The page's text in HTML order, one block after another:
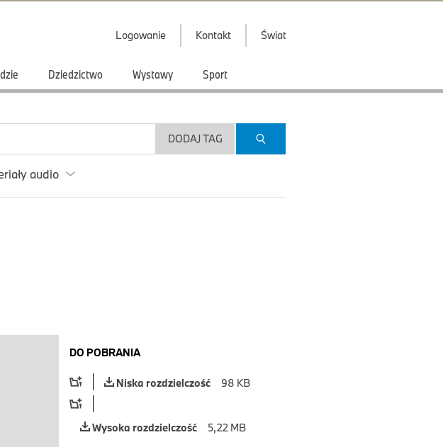
Logowanie Kontakt Świat
Dziedzictwo Wystawy Sport
DODAJ TAG
audio
DO POBRANIA
Niska rozdzielczość 98 KB
Wysoka rozdzielczość 5,22 MB